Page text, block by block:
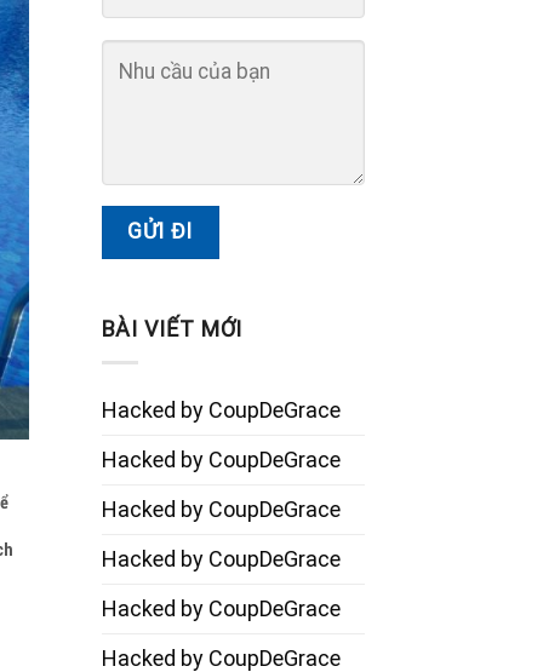
BÀI VIẾT MỚI
Hacked by CoupDeGrace
Hacked by CoupDeGrace
Hacked by CoupDeGrace
Hacked by CoupDeGrace
Hacked by CoupDeGrace
Hacked by CoupDeGrace